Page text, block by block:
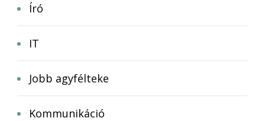
Író
IT
Jobb agyfélteke
Kommunikáció